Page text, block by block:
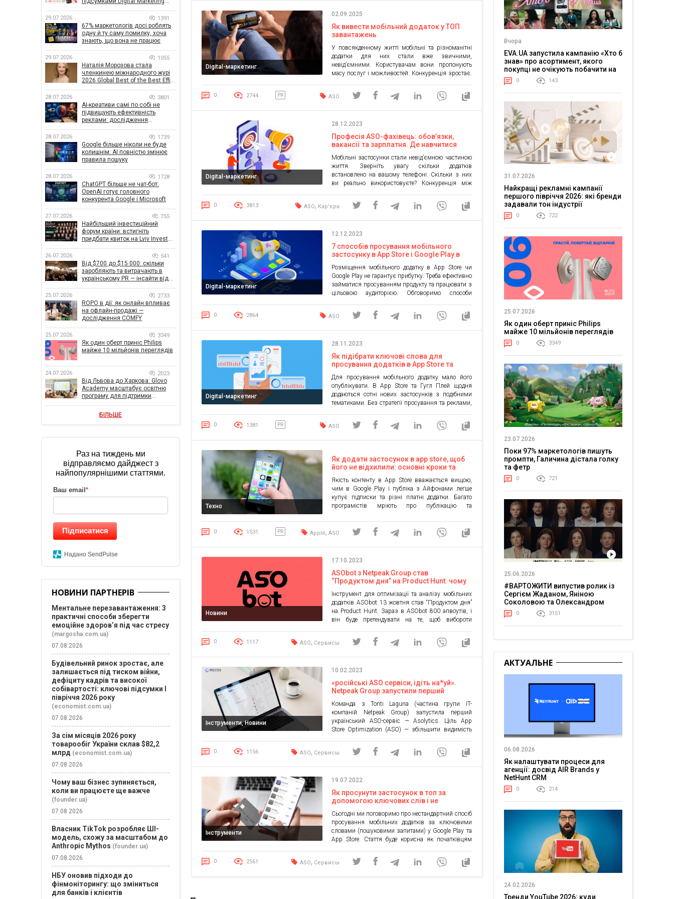
Digital-маркетинг
02.09.2025
Як вивести мобільний додаток у ТОП
завантажень
У повсякденному житті мобільні та різноманітні
додатки для них стали вже звичними,
невід’ємними. Користувачам вони пропонують
масу послуг і можливостей. Конкуренція зростає.
складніше. Але немає нічого нереального. Є
реклама мобільних додатків від http.com.ua, є інші
Просування мобільного […]
0 2744 PR ASO
Digital-маркетинг
28.12.2023
Професія ASO-фахівець: обов’язки,
вакансії та зарплатня. Де навчитися
Мобільні застосунки стали невід’ємною частиною
життя. Зверніть увагу скільки додатків
встановлено на вашому телефоні. Скільки з них
ви реально використовуєте? Конкуренція між
його гроші, привела до створення нових
високооплачуваних професій. Одна з них ASO-
обличчі. Обговоримо, які обов’язки […]
0 3813 ASO, Кар'єра
Digital-маркетинг
12.12.2023
7 способів просування мобільного
застосунку в App Store і Google Play в
Розміщення мобільного додатку в App Store чи
Google Play не гарантує прибутку. Треба ефективно
займатися просуванням продукту та працювати з
цільовою аудиторією. Обговоримо способи
2023 році і залишаться ефективними надалі. Не
будемо торкатися теми підбору ключових слів та
0 2864 ASO
Digital-маркетинг
28.11.2023
Як підібрати ключові слова для
просування додатків в App Store та
нюанси
Для просування мобільного додатку мало його
опублікувати. В App Store та Гугл Плей щодня
додаються сотні нових застосунків з подібними
тематиками. Без стратегії просування та реклами,
Обговоримо, підбір ключових слів App Store та
Google Play, як можна просувати додатки.
0 1381 PR ASO
Техно
Як додати застосунок в app store, щоб
його не відхилили: основні кроки та
Якість контенту в App Store вважається вищою,
чим в Google Play і публіка з Айфонами легше
купує підписки та різні платні додатки. Багато
програмістів мріють про публікацію та
як додати застосунок в app store, щоб його не
видалили та на що звернути увагу. Реєстрація
профілю Додавати свої застосунки можуть тільки
зареєстровані користувачі. […]
0 1531 PR Apple, ASO
Новини
17.10.2023
ASObot з Netpeak Group став
“Продуктом дня” на Product Hunt: чому
Інструмент для оптимізації та аналізу мобільних
додатків ASObot 13 жовтня став “Продуктом дня”
на Product Hunt. Зараз в ASObot 800 апвоутів, і
він буде претендувати на те, щоб вибороти
Платформа Product Hunt збирає численних
технічних спеціалістів, від розробників до C-level
0 1117 ASO, Сервисы
Інструменти, Новини
10.02.2023
«російські ASO сервіси, ідіть на*уй».
Netpeak Group запустили перший
український сервіс для просування
застосунків в App Store і Google Play по
всьому світу
Команда з Tonti Laguna (частина групи IT-
компаній Netpeak Group) запустила перший
український ASO-сервіс — Asolytics. Ціль App
Store Optimization (ASO) — збільшити видимість
результаті допомагає підвищувати їхню кількість
завантажень. Більшість популярних ASO сервісів
фінансують війну. Раніше Netpeak […]
0 1156 ASO, Сервисы
Інструменти
19.07.2022
Як просунути застосунок в топ за
допомогою ключових слів і не
Сьогодні ми поговоримо про нестандартний спосіб
просування мобільних додатків за ключовими
словами (пошуковими запитами) у Google Play та
App Store. Стаття буде корисна як початківцям
хочуть дізнатися про новий спосіб просування
додатків у сторах. За дослідженнями,
0 2561 ASO, Сервисы
29.07.2026 1391
67% маркетологів досі роблять
одну й ту саму помилку, хоча
знають, що вона не працює
29.07.2026 1055
Наталія Морозова стала
членкинею міжнародного журі
2026 Global Best of the Best Effie
28.07.2026 3801
AI-креативи самі по собі не
підвищують ефективність
реклами: дослідження
впливає на ефективність
кампаній
28.07.2026 1739
Google більше ніколи не буде
колишнім: AI повністю змінює
правила пошуку
28.07.2026 1728
ChatGPT більше не чат-бот:
OpenAI готує головного
конкурента Google і Microsoft
27.07.2026 755
Найбільший інвестиційний
форум країни: встигніть
придбати квиток на Lviv Invest
26.07.2026 541
Від $700 до $15 000: скільки
заробляють та витрачають в
українському PR — інсайти від
25.07.2026 2733
ROPO в дії: як онлайн впливає
на офлайн-продажі —
дослідження COMFY
25.07.2026 3349
Як один оберт приніс Philips
майже 10 мільйонів переглядів
24.07.2026 2023
Від Львова до Харкова: Glovo
Academy масштабує освітню
програму для підтримки
БІЛЬШЕ
Раз на тиждень ми
відправляємо дайджест з
найпопулярнішими статтями.
Ваш email *
Підписатися
Надано SendPulse
НОВИНИ ПАРТНЕРІВ
Ментальне перезавантаження: 3
практичні способи зберегти
емоційне здоров’я під час стресу
(margosha.com.ua)
07.08.2026
Будівельний ринок зростає, але
залишається під тиском війни,
дефіциту кадрів та високої
собівартості: ключові підсумки І
півріччя 2026 року
(economist.com.ua)
07.08.2026
За сім місяців 2026 року
товарообіг України склав $82,2
млрд (economist.com.ua)
07.08.2026
Чому ваш бізнес зупиняється,
коли ви працюєте ще важче
(founder.ua)
07.08.2026
Власник TikTok розробляє ШІ-
модель, схожу за масштабом до
Anthropic Mythos (founder.ua)
07.08.2026
НБУ оновив підходи до
фінмоніторингу: що зміниться
для банків і клієнтів
Вчора
EVA.UA запустила кампанію «Хто б
знав» про асортимент, якого
покупці не очікують побачити на
платформі
0 143
31.07.2026
Найкращі рекламні кампанії
першого півріччя 2026: які бренди
задавали тон індустрії
0 722
25.07.2026
Як один оберт приніс Philips
майже 10 мільйонів переглядів
0 3349
23.07.2026
Поки 97% маркетологів пишуть
промпти, Галичина дістала голку
та фетр
0 721
25.06.2026
#ВАРТОЖИТИ випустив ролик із
Сергієм Жаданом, Яніною
Соколовою та Олександром
Тереном про життя в постійній
напрузі
0 3151
АКТУАЛЬНЕ
06.08.2026
Як налаштувати процеси для
агенції: досвід AIR Brands у
NetHunt CRM
0 214
24.02.2026
Тренди YouTube 2026: куди